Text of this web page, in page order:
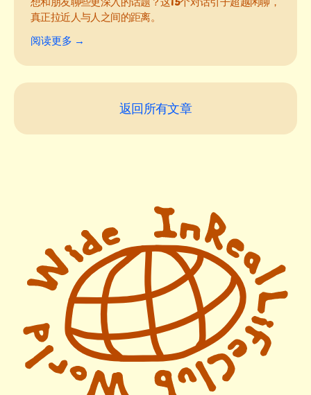
真正拉近人与人之间的距离。
阅读更多 →
返回所有文章